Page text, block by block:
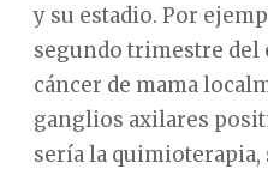
y su estadio. Por
segundo trimestre del
cáncer de mama
ganglios axilares
sería la